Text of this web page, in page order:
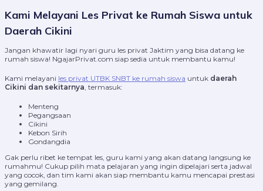
Kami Melayani Les Privat ke Rumah Siswa untuk
Daerah Cikini
Jangan khawatir lagi nyari guru les privat Jaktim yang bisa datang ke
rumah siswa! NgajarPrivat.com siap sedia untuk membantu kamu!
Kami melayani les privat UTBK SNBT ke rumah siswa untuk daerah
Cikini dan sekitarnya, termasuk:
Menteng
Pegangsaan
Cikini
Kebon Sirih
Gondangdia
Gak perlu ribet ke tempat les, guru kami yang akan datang langsung ke
rumahmu! Cukup pilih mata pelajaran yang ingin dipelajari serta jadwal
yang cocok, dan tim kami akan siap membantu kamu mencapai prestasi
yang gemilang.